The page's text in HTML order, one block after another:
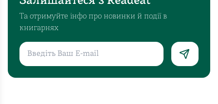
Та отримуйте інфо про новинки й події в
книгарнях